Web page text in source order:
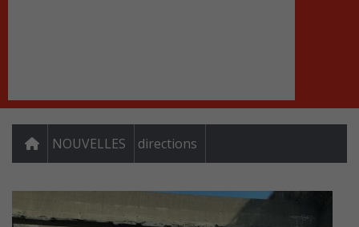
NOUVELLES directions